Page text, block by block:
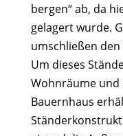
bergen“ ab, da
gelagert wurde.
umschließen
Um dieses
Wohnräume und
Bauernhaus